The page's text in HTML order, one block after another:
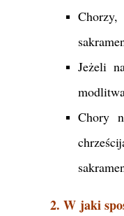
Chorzy,
Jeżeli
Chory
2. W jaki